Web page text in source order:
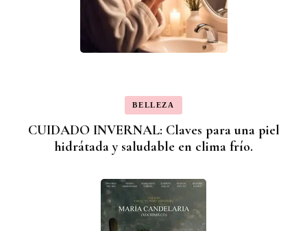
BELLEZA
CUIDADO INVERNAL: Claves para una piel
hidrátada y saludable en clima frío.